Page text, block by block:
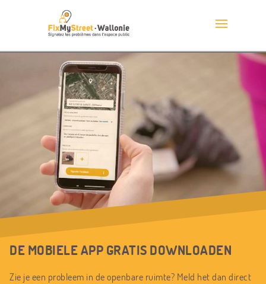
DE MOBIELE APP GRATIS DOWNLOADEN
Zie je een probleem in de openbare ruimte? Meld het dan direct